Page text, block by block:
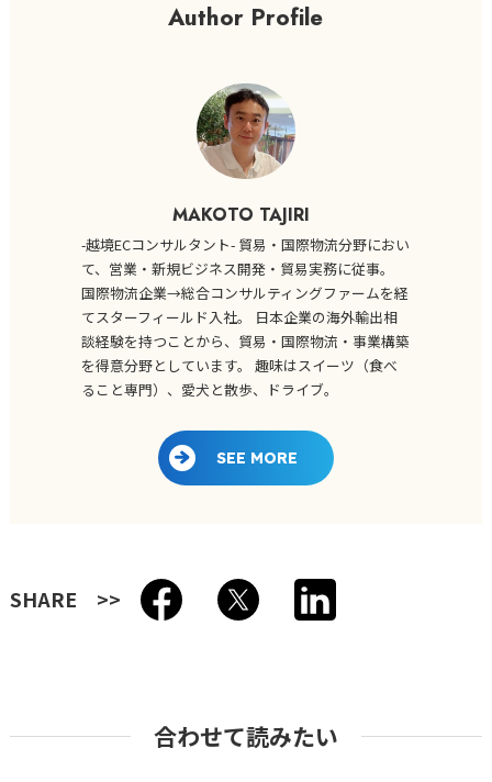
Author Profile
MAKOTO TAJIRI
-越境ECコンサルタント- 貿易・国際物流分野におい
て、営業・新規ビジネス開発・貿易実務に従事。
国際物流企業→総合コンサルティングファームを経
てスターフィールド入社。 日本企業の海外輸出相
談経験を持つことから、貿易・国際物流・事業構築
を得意分野としています。 趣味はスイーツ（食べ
ること専門）、愛犬と散歩、ドライブ。
SEE MORE
SHARE
合わせて読みたい